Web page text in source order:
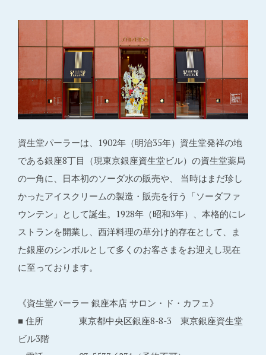
資生堂パーラーは、1902年（明治35年）資生堂発祥の地
である銀座8丁目（現東京銀座資生堂ビル）の資生堂薬局
の一角に、日本初のソーダ水の販売や、 当時はまだ珍し
かったアイスクリームの製造・販売を行う「ソーダファ
ウンテン」として誕生。1928年（昭和3年）、本格的にレ
ストランを開業し、西洋料理の草分け的存在として、ま
た銀座のシンボルとして多くのお客さまをお迎えし現在
に至っております。
《資生堂パーラー 銀座本店 サロン・ド・カフェ》
■ 住所 東京都中央区銀座8-8-3 東京銀座資生堂
ビル3階